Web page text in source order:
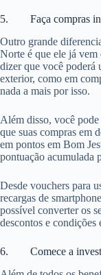
5. Faça compras
Outro grande
Norte é que ele já
dizer que você poderá
exterior, como em
nada a mais por isso.
Além disso, você pode
que suas compras em
em pontos em Bom
pontuação acumulada
Desde vouchers para
recargas de
possível converter os
descontos e condições
6. Comece a